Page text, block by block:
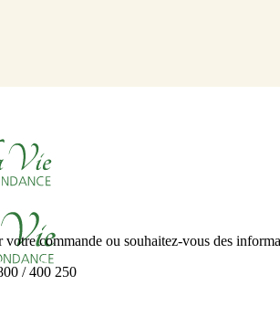
votre commande ou souhaitez-vous des
/ 400 250